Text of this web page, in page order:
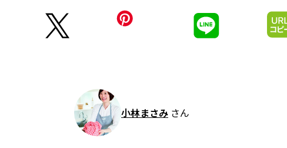
小林まさみ さん